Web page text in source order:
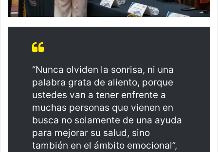
“Nunca olviden la sonrisa, ni una
palabra grata de aliento, porque
ustedes van a tener enfrente a
muchas personas que vienen en
busca no solamente de una ayuda
para mejorar su salud, sino
también en el ámbito emocional”,